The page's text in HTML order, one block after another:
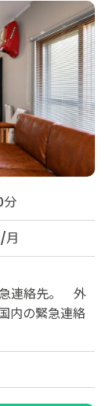
分
月
連絡先。 外
内の緊急連絡